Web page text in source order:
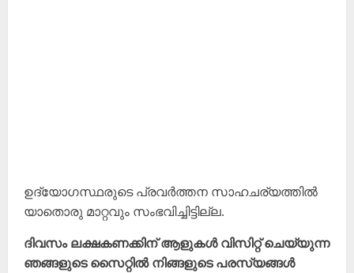
ഉദ്യോഗസ്ഥരുടെ പ്രവർത്തന സാഹചര്യത്തിൽ
യാതൊരു മാറ്റവും സംഭവിച്ചിട്ടില്ല.
ദിവസം ലക്ഷകണക്കിന് ആളുകൾ വിസിറ്റ് ചെയ്യുന്ന
ഞങ്ങളുടെ സൈറ്റിൽ നിങ്ങളുടെ പരസ്യങ്ങൾ